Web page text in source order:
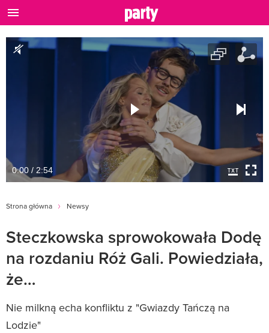
0:00 / 2:54
Strona główna Newsy
Steczkowska sprowokowała Dodę
na rozdaniu Róż Gali. Powiedziała,
że…
Nie milkną echa konfliktu z "Gwiazdy Tańczą na
Lodzie"